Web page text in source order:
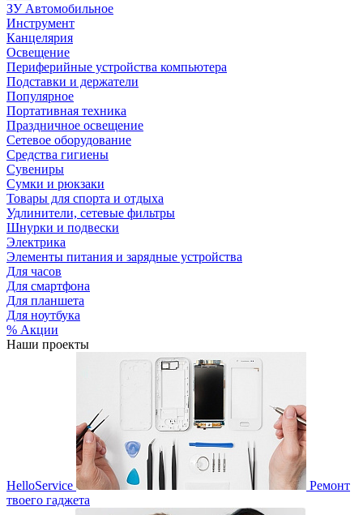
ЗУ Автомобильное
Инструмент
Канцелярия
Освещение
Периферийные устройства компьютера
Подставки и держатели
Популярное
Портативная техника
Праздничное освещение
Сетевое оборудование
Средства гигиены
Сувениры
Сумки и рюкзаки
Товары для спорта и отдыха
Удлинители, сетевые фильтры
Шнурки и подвески
Электрика
Элементы питания и зарядные устройства
Для часов
Для смартфона
Для планшета
Для ноутбука
% Акции
Наши проекты
HelloService
Ремонт
твоего гаджета